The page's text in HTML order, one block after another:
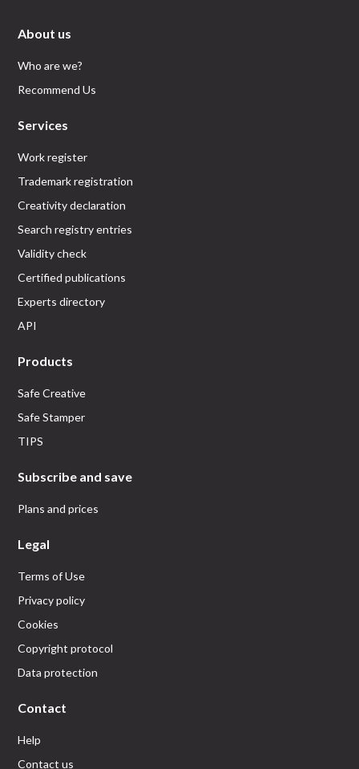
About us
Who are we?
Recommend Us
Services
Work register
Trademark registration
Creativity declaration
Search registry entries
Validity check
Certified publications
Experts directory
API
Products
Safe Creative
Safe Stamper
TIPS
Subscribe and save
Plans and prices
Legal
Terms of Use
Privacy policy
Cookies
Copyright protocol
Data protection
Contact
Help
Contact us